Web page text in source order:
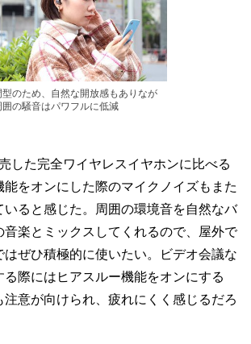
のため、自然な開放感もありなが
囲の騒音はパワフルに低減
した完全ワイヤレスイヤホンに比べる
能をオンにした際のマイクノイズもまた
ると感じた。周囲の環境音を自然なバ
楽とミックスしてくれるので、屋外で
ぜひ積極的に使いたい。ビデオ会議な
際にはヒアスルー機能をオンにする
注意が向けられ、疲れにくく感じるだろ